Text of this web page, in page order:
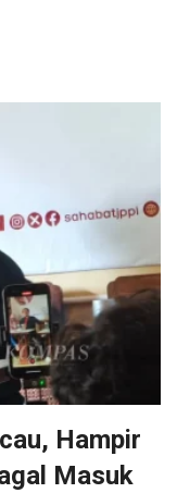
Hampir
Masuk